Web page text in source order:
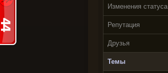
Изменения статуса
Репутация
Друзья
Темы